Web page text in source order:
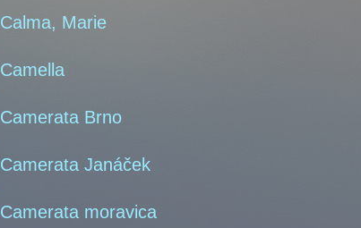
Calma, Marie
Camella
Camerata Brno
Camerata Janáček
Camerata moravica